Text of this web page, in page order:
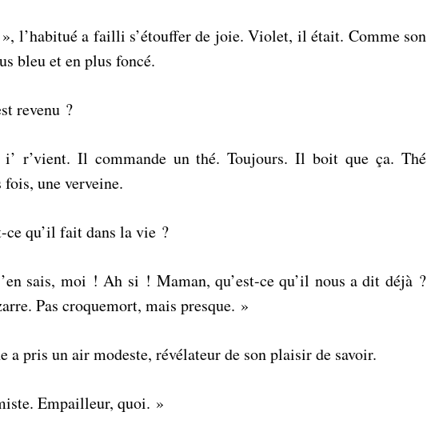
l’habitué a failli s’étouffer de joie. Violet, il était. Comme son
bleu et en plus foncé.
revenu ?
r’vient. Il commande un thé. Toujours. Il boit que ça. Thé
une verveine.
ce qu’il fait dans la vie ?
sais, moi ! Ah si ! Maman, qu’est-ce qu’il nous a dit déjà ?
Pas croquemort, mais presque. »
a pris un air modeste, révélateur de son plaisir de savoir.
Empailleur, quoi. »